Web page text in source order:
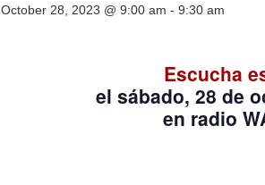
October 28, 2023 @ 9:00 am - 9:30 am
Escucha
el sábado, 28 de
en radio